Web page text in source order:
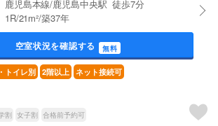
鹿児島本線/鹿児島中央駅 徒歩7分
1R/21m²/築37年
空室状況を確認する 無料
トイレ別 2階以上 ネット接続可
割 女子割 合格前予約可